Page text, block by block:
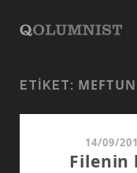
ETIKET:
14/09/
Filenin